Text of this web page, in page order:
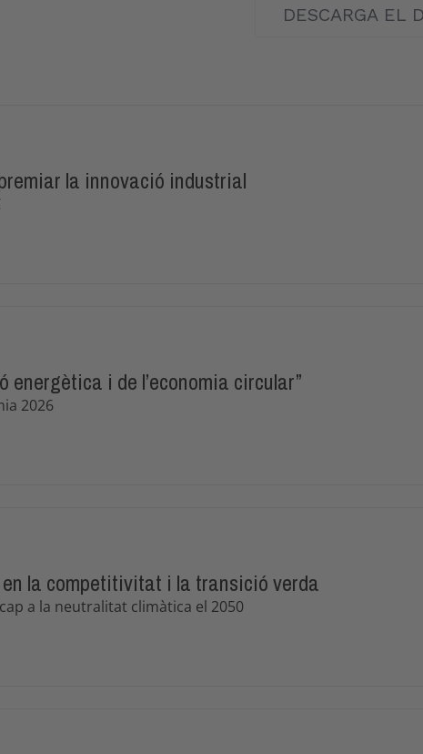
DESCARGA EL
la innovació industrial
i de l’economia circular”
2026
la competitivitat i la transició verda
a la neutralitat climàtica el 2050